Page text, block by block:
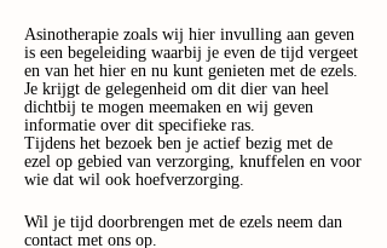
Asinotherapie zoals wij hier invulling aan geven
is een begeleiding waarbij je even de tijd vergeet
en van het hier en nu kunt genieten met de ezels.
Je krijgt de gelegenheid om dit dier van heel
dichtbij te mogen meemaken en wij geven
informatie over dit specifieke ras.
Tijdens het bezoek ben je actief bezig met de
ezel op gebied van verzorging, knuffelen en voor
wie dat wil ook hoefverzorging.
Wil je tijd doorbrengen met de ezels neem dan
contact met ons op.